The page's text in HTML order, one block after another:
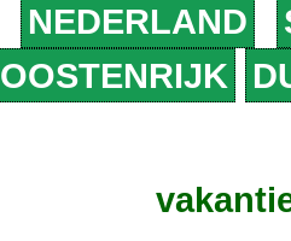
NEDERLAND
OOSTENRIJK